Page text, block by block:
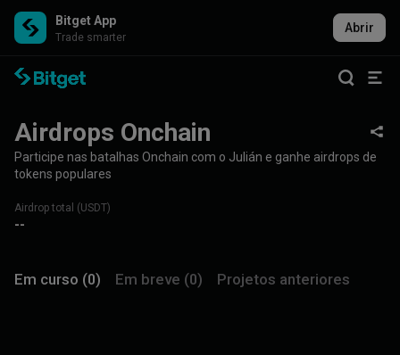
Bitget App
Trade smarter
Abrir
Airdrops Onchain
Participe nas batalhas Onchain com o Julián e ganhe airdrops de
tokens populares
Airdrop total (USDT)
--
Em curso (0) Em breve (0) Projetos anteriores